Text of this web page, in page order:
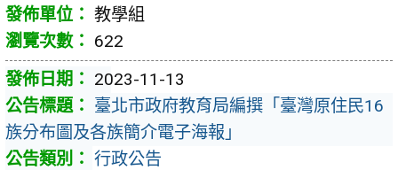
教學組
622
2023-11-13
臺北市政府教育局編撰「臺灣原住民16
族分布圖及各族簡介電子海報」
行政公告